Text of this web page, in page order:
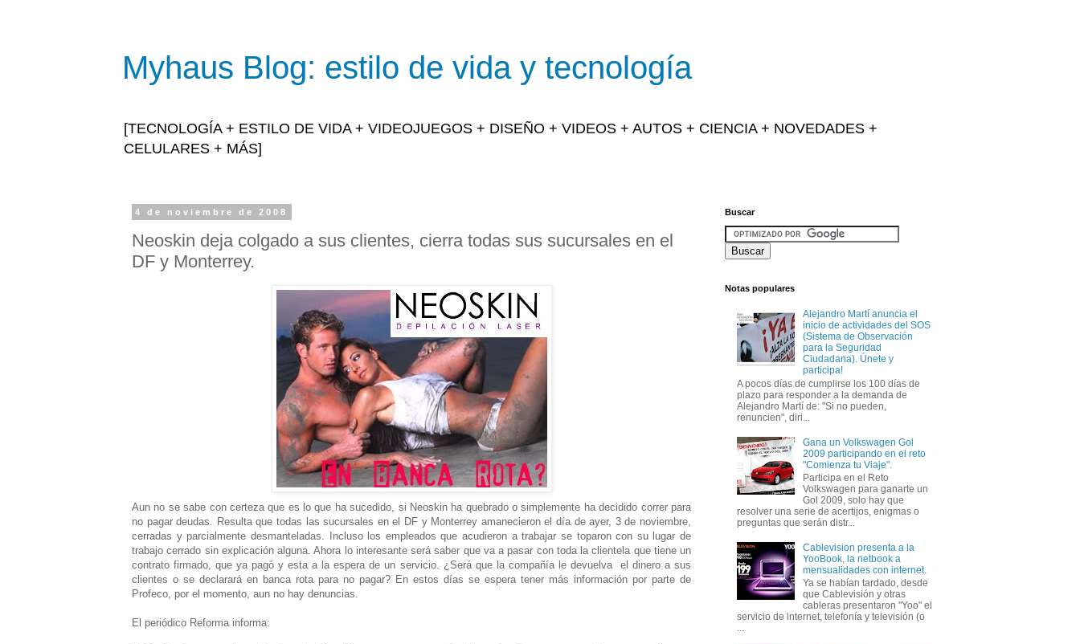
Myhaus Blog: estilo de vida y tecnología
[TECNOLOGÍA + ESTILO DE VIDA + VIDEOJUEGOS + DISEÑO + VIDEOS + AUTOS + CIENCIA + NOVEDADES +
CELULARES + MÁS]
4 de noviembre de 2008
Neoskin deja colgado a sus clientes, cierra todas sus sucursales en el
DF y Monterrey.
Aun no se sabe con certeza que es lo que ha sucedido, si Neoskin ha quebrado o simplemente ha decidido correr para
no pagar deudas. Resulta que todas las sucursales en el DF y Monterrey amanecieron el día de ayer, 3 de noviembre,
cerradas y parcialmente desmanteladas. Incluso los empleados que acudieron a trabajar se toparon con su lugar de
trabajo cerrado sin explicación alguna. Ahora lo interesante será saber que va a pasar con toda la clientela que tiene un
contrato firmado, que ya pagó y esta a la espera de un servicio. ¿Será que la compañía le devuelva el dinero a sus
clientes o se declarará en banca rota para no pagar? En estos días se espera tener más información por parte de
Profeco, por el momento, aun no hay denuncias.
El periódico Reforma informa:
Buscar
Notas populares
Alejandro Martí anuncia el
inicio de actividades del SOS
(Sistema de Observación
para la Seguridad
Ciudadana). Únete y
participa!
A pocos días de cumplirse los 100 días de
plazo para responder a la demanda de
Alejandro Martí de: "Si no pueden,
renuncien", diri...
Gana un Volkswagen Gol
2009 participando en el reto
"Comienza tu Viaje".
Participa en el Reto
Volkswagen para ganarte un
Gol 2009, solo hay que
resolver una serie de acertijos, enigmas o
preguntas que serán distr...
Cablevision presenta a la
YooBook, la netbook a
mensualidades con internet.
Ya se habían tardado, desde
que Cablevisión y otras
cableras presentaron "Yoo" el
servicio de internet, telefonía y televisión (o
...